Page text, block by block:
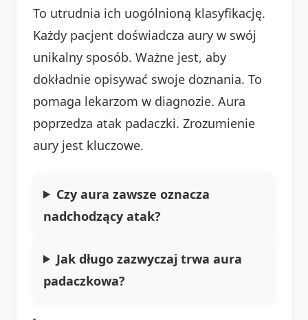
To utrudnia ich uogólnioną klasyfikację.
Każdy pacjent doświadcza aury w swój
unikalny sposób. Ważne jest, aby
dokładnie opisywać swoje doznania. To
pomaga lekarzom w diagnozie. Aura
poprzedza atak padaczki. Zrozumienie
aury jest kluczowe.
Czy aura zawsze oznacza
nadchodzący atak?
Jak długo zazwyczaj trwa aura
padaczkowa?